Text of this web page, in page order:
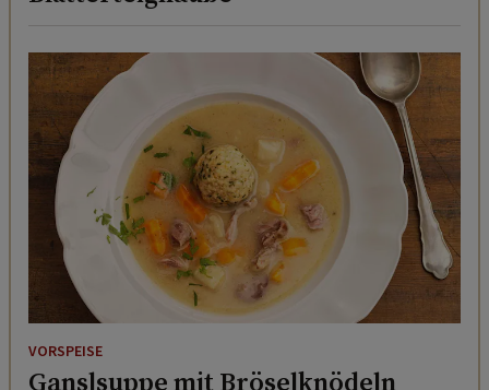
VORSPEISE
Ganslsuppe mit Bröselknödeln